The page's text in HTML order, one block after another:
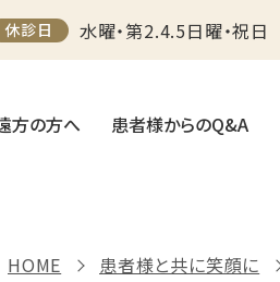
休診日 水曜・第2.4.5日曜・祝日
方の方へ 患者様からのQ&A
HOME 患者様と共に笑顔に